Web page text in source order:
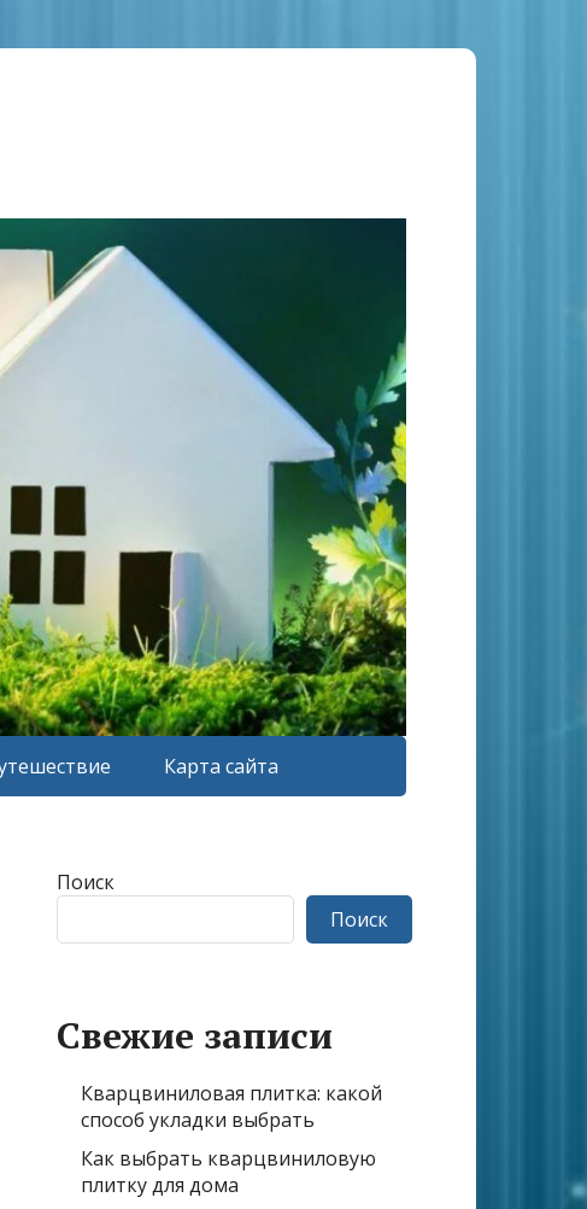
Карта сайта
Поиск
Поиск
Свежие записи
Кварцвиниловая плитка: какой
способ укладки выбрать
Как выбрать кварцвиниловую
плитку для дома